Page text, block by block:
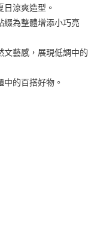
月結算日後寄送繳費提
灣大直營門市／銀行轉
商店將買賣／分期付款
交帳款。
項蒐集、處理及利用，
對及更正。
轉至「AFTEE先享後付」
結，可透過四大超商／
需要取消訂單，請聯絡
效，需透過AFTEE先享
面顯示為準，若有關於
聯繫「AFTEE先享後付
support/home
涼爽造型。
綴為整體增添小巧亮
文藝感，展現低調中的
的百搭好物。